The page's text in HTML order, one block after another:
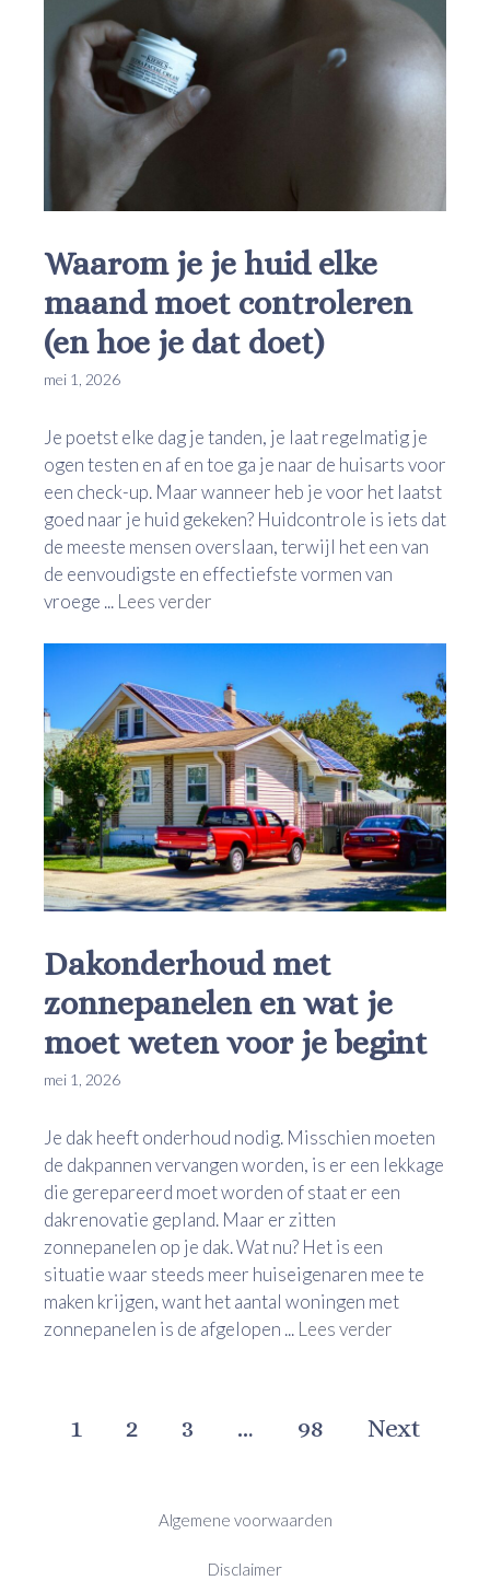
Waarom je je huid elke
maand moet controleren
(en hoe je dat doet)
mei 1, 2026
Je poetst elke dag je tanden, je laat regelmatig je
ogen testen en af en toe ga je naar de huisarts voor
een check-up. Maar wanneer heb je voor het laatst
goed naar je huid gekeken? Huidcontrole is iets dat
de meeste mensen overslaan, terwijl het een van
de eenvoudigste en effectiefste vormen van
vroege ... Lees verder
Dakonderhoud met
zonnepanelen en wat je
moet weten voor je begint
mei 1, 2026
Je dak heeft onderhoud nodig. Misschien moeten
de dakpannen vervangen worden, is er een lekkage
die gerepareerd moet worden of staat er een
dakrenovatie gepland. Maar er zitten
zonnepanelen op je dak. Wat nu? Het is een
situatie waar steeds meer huiseigenaren mee te
maken krijgen, want het aantal woningen met
zonnepanelen is de afgelopen ... Lees verder
1 2 3 … 98 Next
Algemene voorwaarden
Disclaimer